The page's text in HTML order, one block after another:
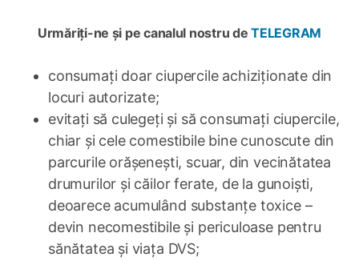
Urmăriți-ne și pe canalul nostru deTELEGRAM
consumaţi doar ciupercile achiziţionate din
locuri autorizate;
evitați să culegeți și să consumați ciupercile,
chiar şi cele comestibile bine cunoscute din
parcurile orăşeneşti, scuar, din vecinătatea
drumurilor şi căilor ferate, de la gunoişti,
deoarece acumulând substanţe toxice –
devin necomestibile şi periculoase pentru
sănătatea şi viaţa DVS;